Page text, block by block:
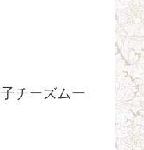
チーズムー